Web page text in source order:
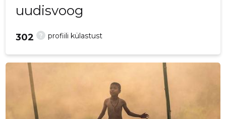
uudisvoog
? profiili külastust
302